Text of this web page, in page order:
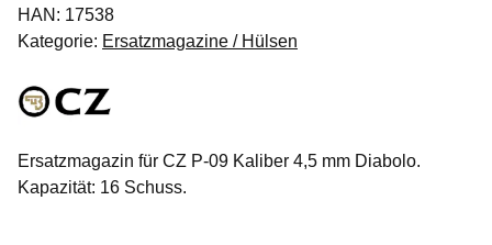
HAN: 17538
Kategorie: Ersatzmagazine / Hülsen
Ersatzmagazin für CZ P-09 Kaliber 4,5 mm Diabolo.
Kapazität: 16 Schuss.